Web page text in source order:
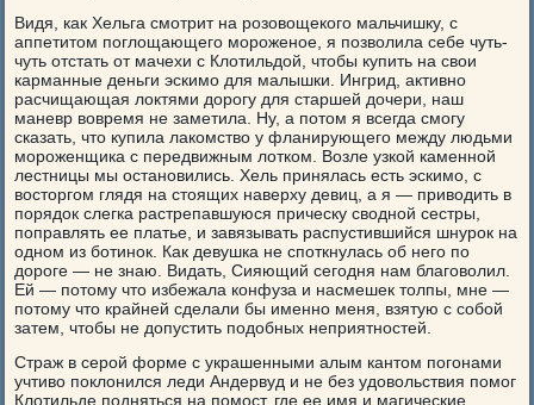
Видя, как Хельга смотрит на розовощекого мальчишку, с
аппетитом поглощающего мороженое, я позволила себе чуть-
чуть отстать от мачехи с Клотильдой, чтобы купить на свои
карманные деньги эскимо для малышки. Ингрид, активно
расчищающая локтями дорогу для старшей дочери, наш
маневр вовремя не заметила. Ну, а потом я всегда смогу
сказать, что купила лакомство у фланирующего между людьми
мороженщика с передвижным лотком. Возле узкой каменной
лестницы мы остановились. Хель принялась есть эскимо, с
восторгом глядя на стоящих наверху девиц, а я — приводить в
порядок слегка растрепавшуюся прическу сводной сестры,
поправлять ее платье, и завязывать распустившийся шнурок на
одном из ботинок. Как девушка не споткнулась об него по
дороге — не знаю. Видать, Сияющий сегодня нам благоволил.
Ей — потому что избежала конфуза и насмешек толпы, мне —
потому что крайней сделали бы именно меня, взятую с собой
затем, чтобы не допустить подобных неприятностей.
Страж в серой форме с украшенными алым кантом погонами
учтиво поклонился леди Андервуд и не без удовольствия помог
Клотильде подняться на помост, где ее имя и магические